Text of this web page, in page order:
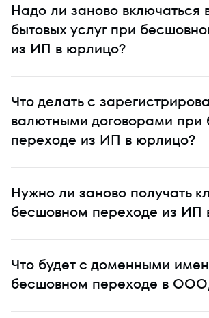
Надо ли заново включаться
бытовых услуг при
из ИП в юрлицо?
Что делать с
валютными договорами при
переходе из ИП в юрлицо?
Нужно ли заново получать
бесшовном переходе из ИП
Что будет с доменными
бесшовном переходе в